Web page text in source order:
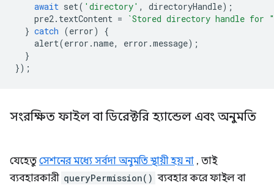
await set( 'directory' , directoryHandle);
pre2. textContent =
`Stored directory handle for "
} catch (error)
{
alert(error .name, error .message);
}
});
সংরক্ষিত ফাইল বা ডিরেক্টরি হ্যান্ডেল এবং অনুমতি
যেহেতু সেশনের মধ্যে সর্বদা অনুমতি স্থায়ী হয় না , তাই
ব্যবহারকারী queryPermission() ব্যবহার করে ফাইল বা